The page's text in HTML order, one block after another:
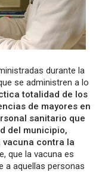
durante la
se administren a lo
totalidad de los
de mayores en
sanitario que
del municipio,
contra la
que la vacuna es
a aquellas personas